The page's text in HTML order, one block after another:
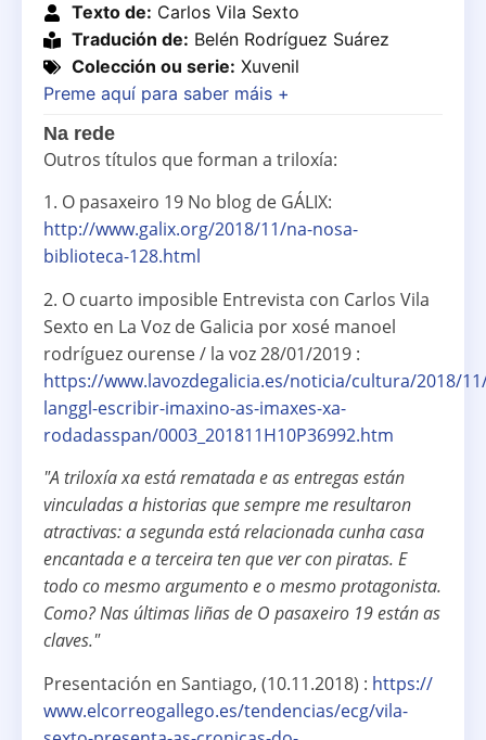
Texto de: Carlos Vila Sexto
Tradución de: Belén Rodríguez Suárez
Colección ou serie: Xuvenil
Preme aquí para saber máis +
Na rede
Outros títulos que forman a triloxía:
1. O pasaxeiro 19 No blog de GÁLIX:
http://www.galix.org/2018/11/na-nosa-
biblioteca-128.html
2. O cuarto imposible Entrevista con Carlos Vila
Sexto en La Voz de Galicia por xosé manoel
rodríguez ourense / la voz 28/01/2019 :
https://www.lavozdegalicia.es/noticia/cultura/2018/
langgl-escribir-imaxino-as-imaxes-xa-
rodadasspan/0003_201811H10P36992.htm
"A triloxía xa está rematada e as entregas están
vinculadas a historias que sempre me resultaron
atractivas: a segunda está relacionada cunha casa
encantada e a terceira ten que ver con piratas. E
todo co mesmo argumento e o mesmo protagonista.
Como? Nas últimas liñas de O pasaxeiro 19 están as
claves."
Presentación en Santiago, (10.11.2018) : https://
www.elcorreogallego.es/tendencias/ecg/vila-